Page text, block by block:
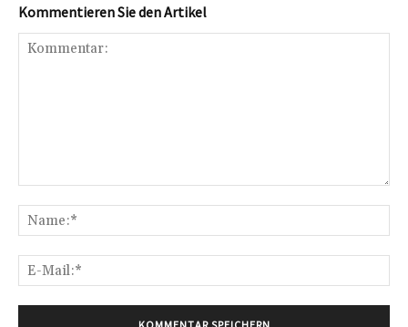
Kommentieren Sie den Artikel